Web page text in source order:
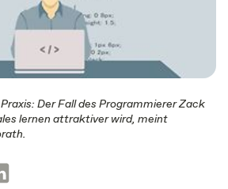
Der Fall des Programmierer Zack
lernen attraktiver wird, meint